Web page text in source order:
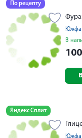
По рецепту
В
100
Яндекс Сплит